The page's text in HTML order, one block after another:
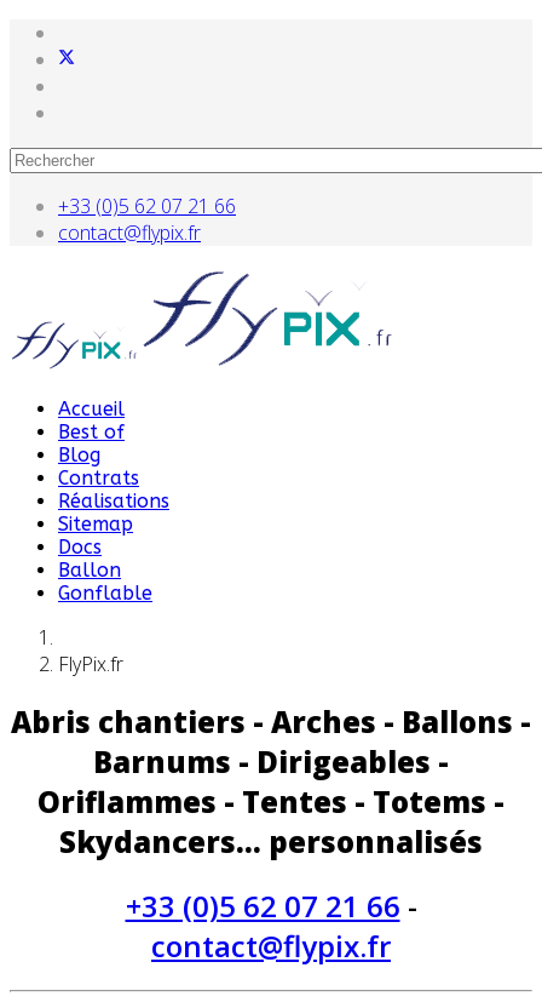
+33 (0)5 62 07 21 66
contact@flypix.fr
Accueil
Best of
Blog
Contrats
Réalisations
Sitemap
Docs
Ballon
Gonflable
FlyPix.fr
Abris chantiers - Arches - Ballons -
Barnums - Dirigeables -
Oriflammes - Tentes - Totems -
Skydancers... personnalisés
+33 (0)5 62 07 21 66 -
contact@flypix.fr